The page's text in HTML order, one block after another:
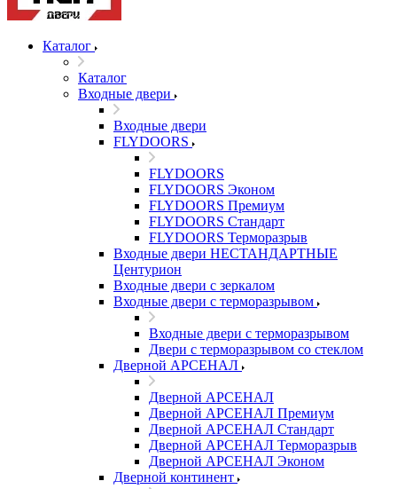
Каталог
Каталог
Входные двери
Входные двери
FLYDOORS
FLYDOORS
FLYDOORS Эконом
FLYDOORS Премиум
FLYDOORS Стандарт
FLYDOORS Терморазрыв
Входные двери НЕСТАНДАРТНЫЕ
Центурион
Входные двери с зеркалом
Входные двери с терморазрывом
Входные двери с терморазрывом
Двери с терморазрывом со стеклом
Дверной АРСЕНАЛ
Дверной АРСЕНАЛ
Дверной АРСЕНАЛ Премиум
Дверной АРСЕНАЛ Стандарт
Дверной АРСЕНАЛ Терморазрыв
Дверной АРСЕНАЛ Эконом
Дверной континент